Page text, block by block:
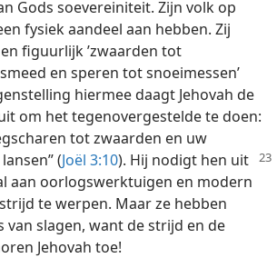
Gods soevereiniteit. Zijn volk op
fysiek aandeel aan hebben. Zij
figuurlijk ’zwaarden tot
en speren tot snoeimessen’
hiermee daagt Jehovah de
om het tegenovergestelde te doen:
tot zwaarden en uw
(Joël 3:10). Hij nodigt hen uit
aan oorlogswerktuigen en modern
te werpen. Maar ze hebben
van slagen, want de strijd en de
Jehovah toe!